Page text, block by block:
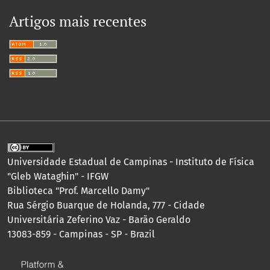
Artigos mais recentes
Universidade Estadual de Campinas - Instituto de Física
"Gleb Wataghin" - IFGW
Biblioteca "Prof. Marcello Damy"
Rua Sérgio Buarque de Holanda, 777 - Cidade
Universitária Zeferino Vaz - Barão Geraldo
13083-859 - Campinas - SP - Brazil